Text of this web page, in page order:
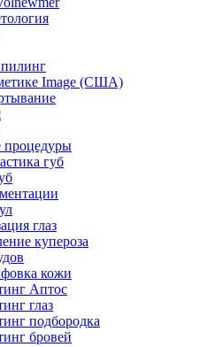
Image (США)
процедуры
губ
глаз
купероза
кожи
Аптос
глаз
подбородка
бровей